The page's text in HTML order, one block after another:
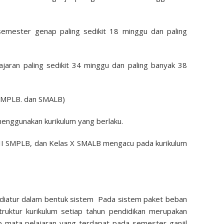
genap paling sedikit 18 minggu dan paling
paling sedikit 34 minggu dan paling banyak 38
dan SMALB)
kurikulum yang berlaku.
dan Kelas X SMALB mengacu pada kurikulum
dalam bentuk sistem Pada sistem paket beban
kurikulum setiap tahun pendidikan merupakan